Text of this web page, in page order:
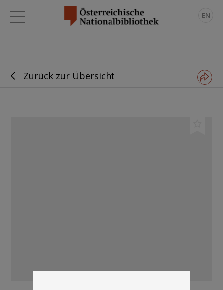
EN
Zurück zur Übersicht